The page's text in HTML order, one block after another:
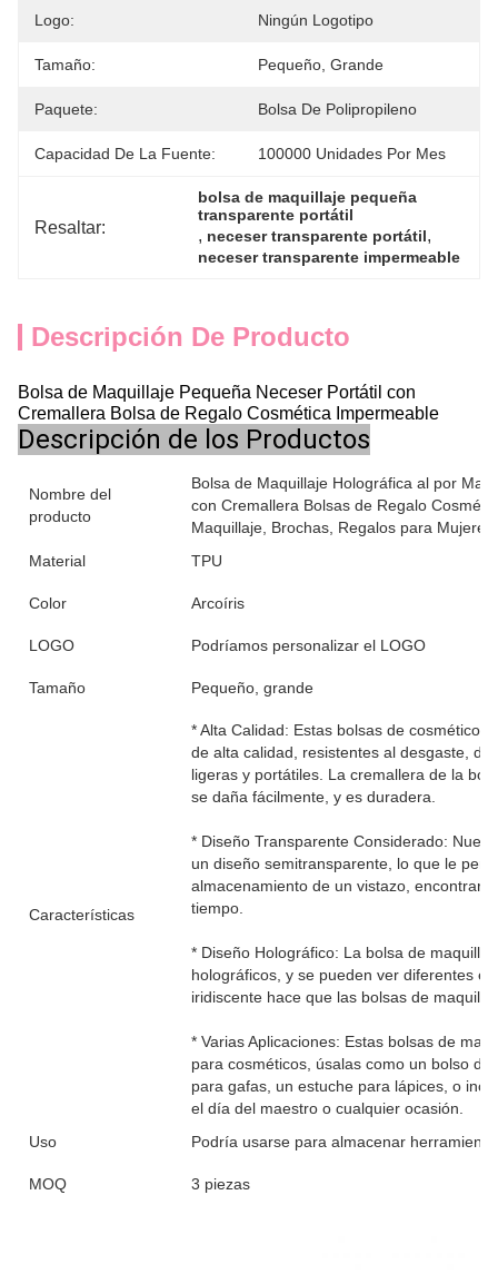
Logo: Ningún Logotipo
Tamaño: Pequeño, Grande
Paquete: Bolsa De Polipropileno
Capacidad De La Fuente: 100000 Unidades Por Mes
Resaltar:
bolsa de maquillaje pequeña
transparente portátil
, neceser transparente portátil,
neceser transparente impermeable
Descripción De Producto
Bolsa de Maquillaje Pequeña Neceser Portátil con
Cremallera Bolsa de Regalo Cosmética Impermeable
Descripción de los Productos
Nombre del
producto
Bolsa de Maquillaje Holográfica al por
con Cremallera Bolsas de Regalo
Maquillaje, Brochas, Regalos para Mujeres
Material
TPU
Color Arcoíris
LOGO Podríamos personalizar el LOGO
Tamaño Pequeño, grande
Características
* Alta Calidad: Estas bolsas de
de alta calidad, resistentes al desgaste,
ligeras y portátiles. La cremallera de la
se daña fácilmente, y es duradera.
* Diseño Transparente Considerado:
un diseño semitransparente, lo que le
almacenamiento de un vistazo, encontrar
tiempo.
* Diseño Holográfico: La bolsa de
holográficos, y se pueden ver diferentes
iridiscente hace que las bolsas de
* Varias Aplicaciones: Estas bolsas de
para cosméticos, úsalas como un bolso
para gafas, un estuche para lápices, o
el día del maestro o cualquier ocasión.
Uso
Podría usarse para almacenar
MOQ 3 piezas